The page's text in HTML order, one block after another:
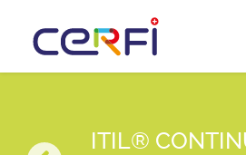
ITIL®